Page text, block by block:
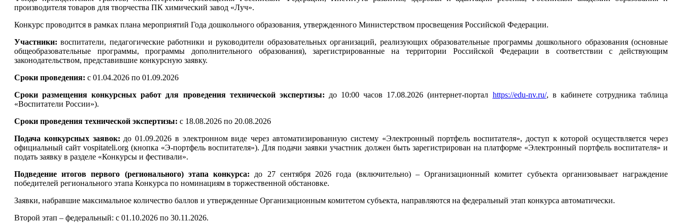
производителя товаров для творчества ПК химический завод «Луч».
Конкурс проводится в рамках плана мероприятий Года дошкольного образования, утвержденного Министерством просвещения Российской Федерации.
Участники: воспитатели, педагогические работники и руководители образовательных организаций, реализующих образовательные программы дошкольного образования (основные
общеобразовательные программы, программы дополнительного образования), зарегистрированные на территории Российской Федерации в соответствии с действующим
законодательством, представившие конкурсную заявку.
Сроки проведения: с 01.04.2026 по 01.09.2026
Сроки размещения конкурсных работ для проведения технической экспертизы: до10:00 часов 17.08.2026 (интернет-портал https://edu-nv.ru/, в кабинете сотрудника таблица
«Воспитатели России»).
Сроки проведения технической экспертизы: с 18.08.2026 по 20.08.2026
Подача конкурсных заявок: до 01.09.2026 в электронном виде через автоматизированную систему «Электронный портфель воспитателя», доступ к которой осуществляется через
официальный сайт vospitateli.org (кнопка «Э-портфель воспитателя»). Для подачи заявки участник должен быть зарегистрирован на платформе «Электронный портфель воспитателя» и
подать заявку в разделе «Конкурсы и фестивали».
Подведение итогов первого (регионального) этапа конкурса:
до 27 сентября 2026 года (включительно) – Организационный комитет субъекта организовывает награждение
победителей регионального этапа Конкурса по номинациям в торжественной обстановке.
Заявки, набравшие максимальное количество баллов и утвержденные Организационным комитетом субъекта, направляются на федеральный этап конкурса автоматически.
Второй этап – федеральный: с 01.10.2026 по 30.11.2026.